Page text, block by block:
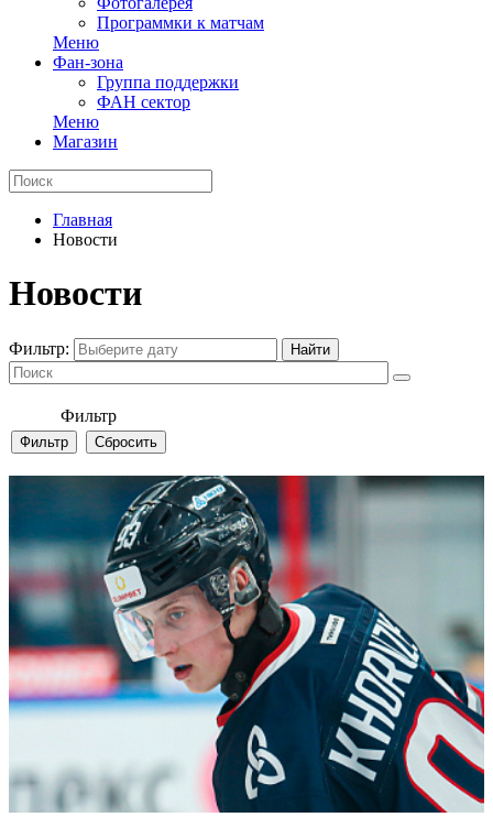
Программки к матчам
Меню
Фан-зона
Группа поддержки
ФАН сектор
Меню
Магазин
Главная
Новости
Новости
Фильтр:
Фильтр